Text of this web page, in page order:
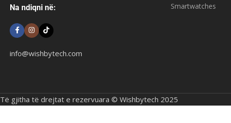
Na ndiqni në:
info@wishbytech.com
Smartwatches
Të gjitha të drejtat e rezervuara © Wishbytech 2025